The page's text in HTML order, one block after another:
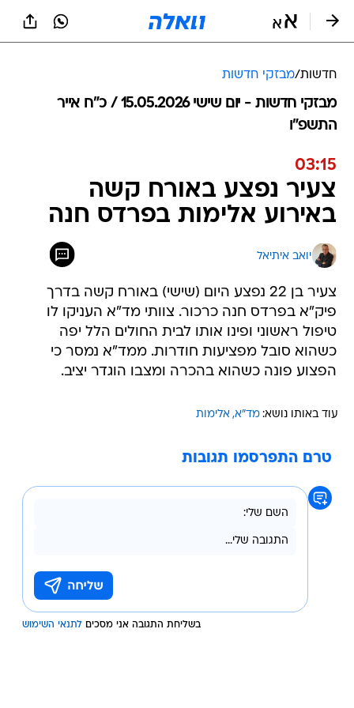
חדשות/מבזקי חדשות
מבזקי חדשות - יום שישי 15.05.2026 / כ״ח אייר
התשפ"ו
03:15
צעיר נפצע באורח קשה
באירוע אלימות בפרדס חנה
יואב איתיאל
צעיר בן 22 נפצע היום (שישי) באורח קשה בדרך
פיק"א בפרדס חנה כרכור. צוותי מד"א העניקו לו
טיפול ראשוני ופינו אותו לבית החולים הלל יפה
כשהוא סובל מפציעות חודרות. ממד"א נמסר כי
הפצוע פונה כשהוא בהכרה ומצבו הוגדר יציב.
עוד באותו נושא: מד"א אלימות
טרם התפרסמו תגובות
בשליחת התגובה אני מסכים לתנאי השימוש